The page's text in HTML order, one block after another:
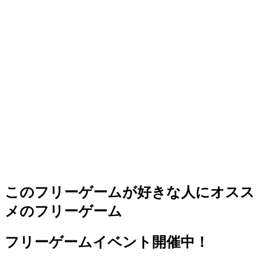
このフリーゲームが好きな人にオスス
メのフリーゲーム
フリーゲームイベント開催中！